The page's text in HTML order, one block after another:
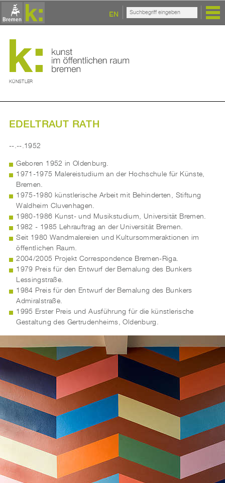
EN
KÜNSTLER
EDELTRAUT RATH
--.--.1952
Geboren 1952 in Oldenburg.
1971-1975 Malereistudium an der Hochschule für Künste,
Bremen.
1975-1980 künstlerische Arbeit mit Behinderten, Stiftung
Waldheim Cluvenhagen.
1980-1986 Kunst- und Musikstudium, Universität Bremen.
1982 - 1985 Lehrauftrag an der Universität Bremen.
Seit 1980 Wandmalereien und Kultursommeraktionen im
öffentlichen Raum.
2004/2005 Projekt Correspondence Bremen-Riga.
1979 Preis für den Entwurf der Bemalung des Bunkers
Lessingstraße.
1984 Preis für den Entwurf der Bemalung des Bunkers
Admiralstraße.
1995 Erster Preis und Ausführung für die künstlerische
Gestaltung des Gertrudenheims, Oldenburg.